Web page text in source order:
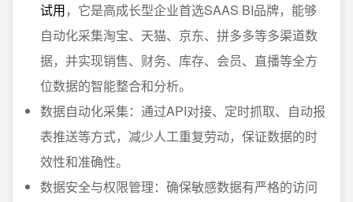
试用，它是高成长型企业首选SAAS BI品牌，能够
自动化采集淘宝、天猫、京东、拼多多等多渠道数
据，并实现销售、财务、库存、会员、直播等全方
位数据的智能整合和分析。
数据自动化采集：通过API对接、定时抓取、自动报
表推送等方式，减少人工重复劳动，保证数据的时
效性和准确性。
数据安全与权限管理：确保敏感数据有严格的访问